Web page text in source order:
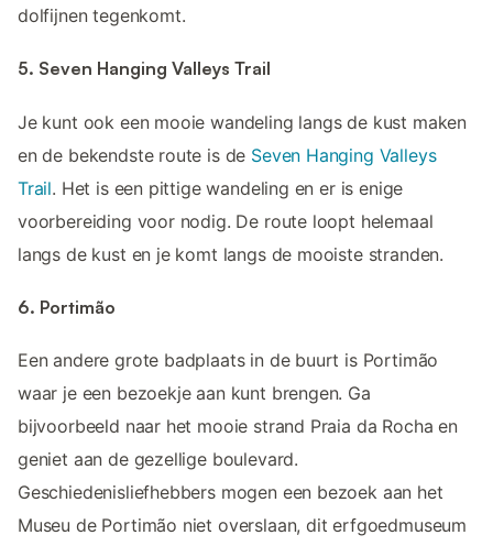
dolfijnen tegenkomt.
5. Seven Hanging Valleys Trail
Je kunt ook een mooie wandeling langs de kust maken
en de bekendste route is de Seven Hanging Valleys
Trail. Het is een pittige wandeling en er is enige
voorbereiding voor nodig. De route loopt helemaal
langs de kust en je komt langs de mooiste stranden.
6. Portimão
Een andere grote badplaats in de buurt is Portimão
waar je een bezoekje aan kunt brengen. Ga
bijvoorbeeld naar het mooie strand Praia da Rocha en
geniet aan de gezellige boulevard.
Geschiedenisliefhebbers mogen een bezoek aan het
Museu de Portimão niet overslaan, dit erfgoedmuseum